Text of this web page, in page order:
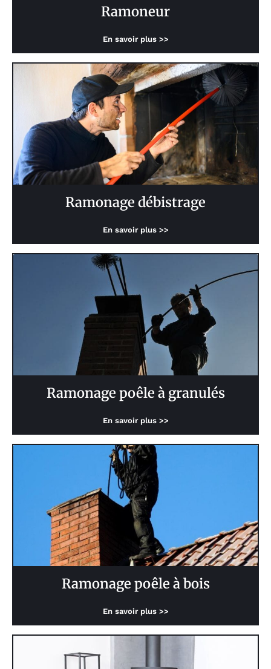
Ramoneur
En savoir plus >>
Ramonage débistrage
En savoir plus >>
Ramonage poêle à granulés
En savoir plus >>
Ramonage poêle à bois
En savoir plus >>